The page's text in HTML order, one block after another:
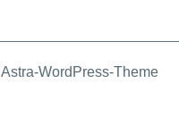
Astra-WordPress-Theme